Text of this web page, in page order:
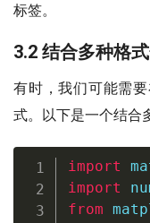
标签。
3.2 结合多种格
有时，我们可能需
式。以下是一个结合
import
import
from